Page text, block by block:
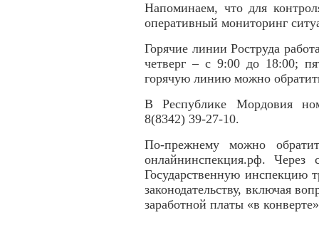
Напоминаем, что для
оперативный мониторинг
Горячие линии Роструда
четверг – с 9:00 до 18:00;
горячую линию можно
В Республике Мордовия
8(8342) 39-27-10.
По-прежнему можно
онлайнинспекция.рф.
Государственную инспекцию
законодательству, включая
заработной платы «в